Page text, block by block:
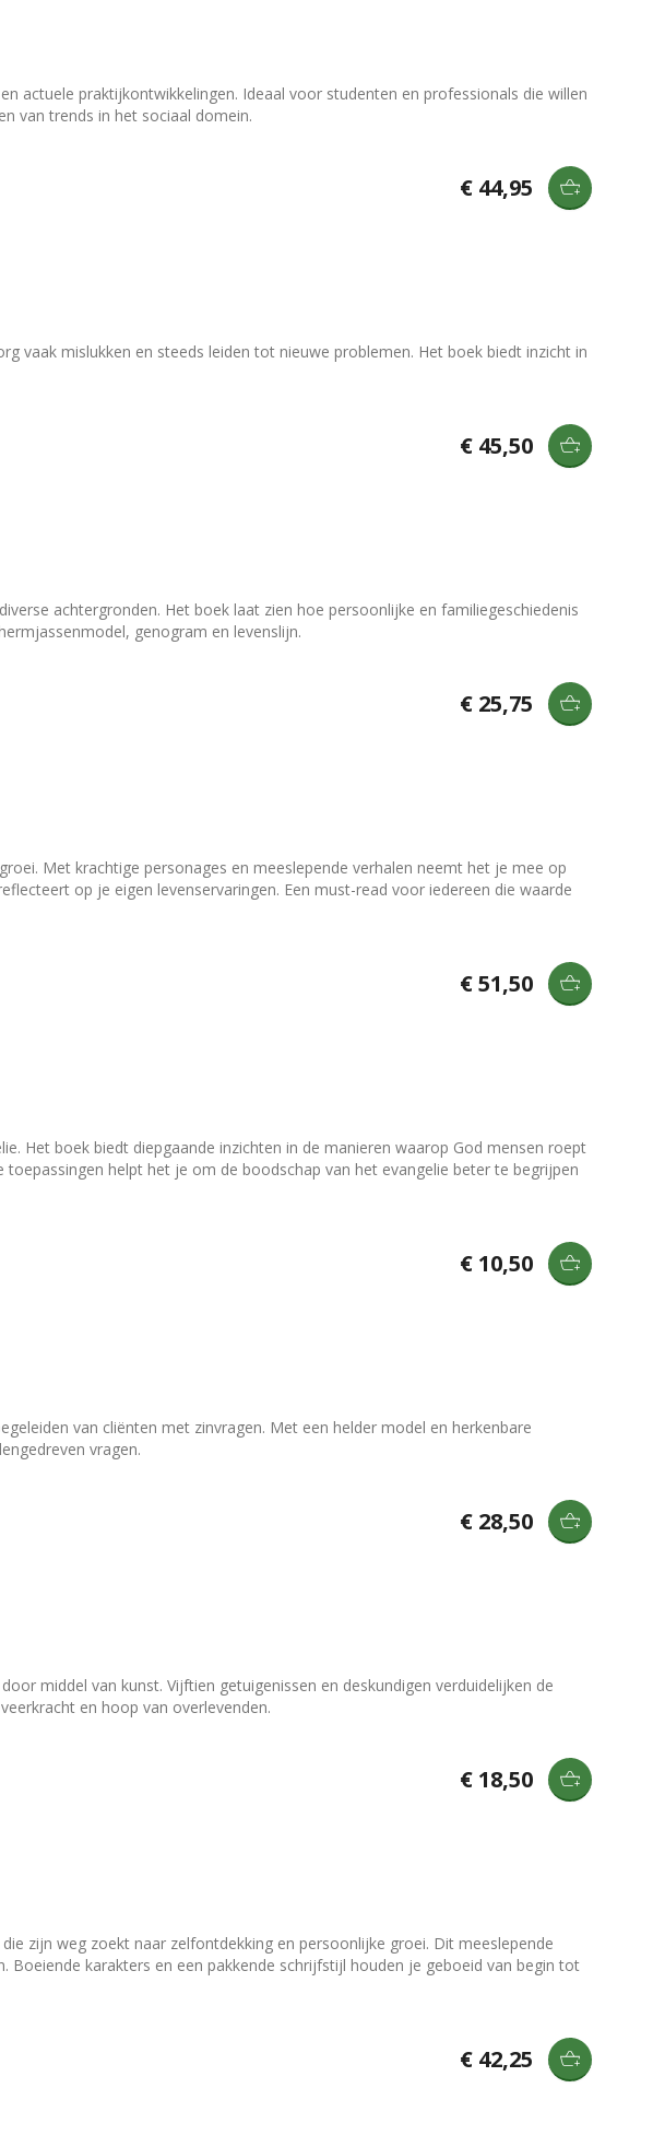
actuele praktijkontwikkelingen. Ideaal voor studenten en professionals die willen
van trends in het sociaal domein.
€ 44,95
vaak mislukken en steeds leiden tot nieuwe problemen. Het boek biedt inzicht in
€ 45,50
achtergronden. Het boek laat zien hoe persoonlijke en familiegeschiedenis
genogram en levenslijn.
€ 25,75
Met krachtige personages en meeslepende verhalen neemt het je mee op
op je eigen levenservaringen. Een must-read voor iedereen die waarde
€ 51,50
Het boek biedt diepgaande inzichten in de manieren waarop God mensen roept
helpt het je om de boodschap van het evangelie beter te begrijpen
€ 10,50
van cliënten met zinvragen. Met een helder model en herkenbare
vragen.
€ 28,50
middel van kunst. Vijftien getuigenissen en deskundigen verduidelijken de
en hoop van overlevenden.
€ 18,50
zijn weg zoekt naar zelfontdekking en persoonlijke groei. Dit meeslepende
karakters en een pakkende schrijfstijl houden je geboeid van begin tot
€ 42,25